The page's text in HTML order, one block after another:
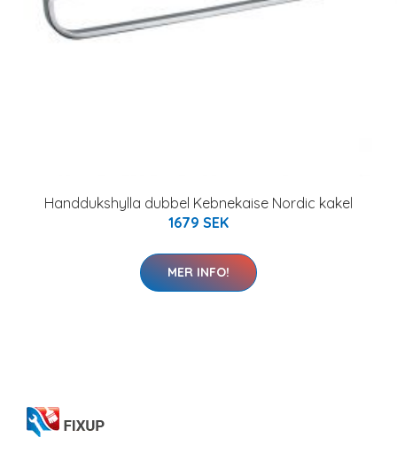
Handdukshylla dubbel Kebnekaise Nordic kakel
1679 SEK
MER INFO!